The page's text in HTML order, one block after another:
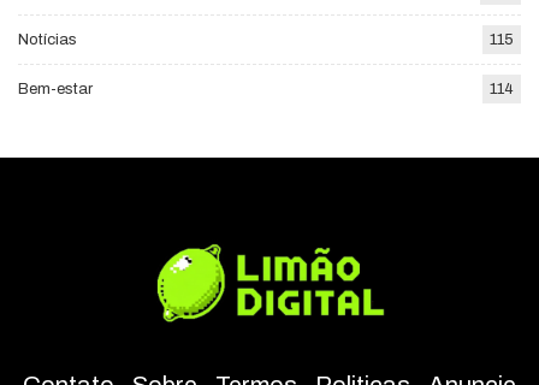
Notícias 115
Bem-estar 114